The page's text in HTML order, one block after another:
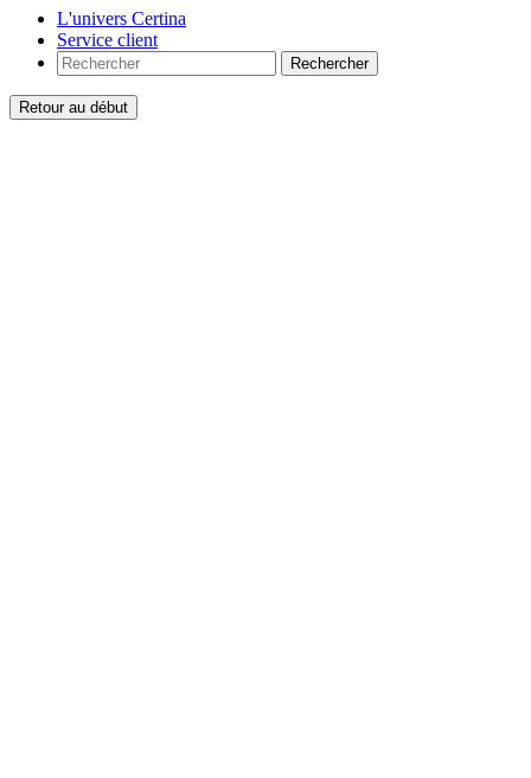
L'univers Certina
Service client
Rechercher
Retour au début